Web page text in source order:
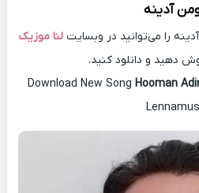
آدینه
را می‌توانید در وبسایت لنا موزیک
دهید و دانلود کنید.
Download New Song Hooman